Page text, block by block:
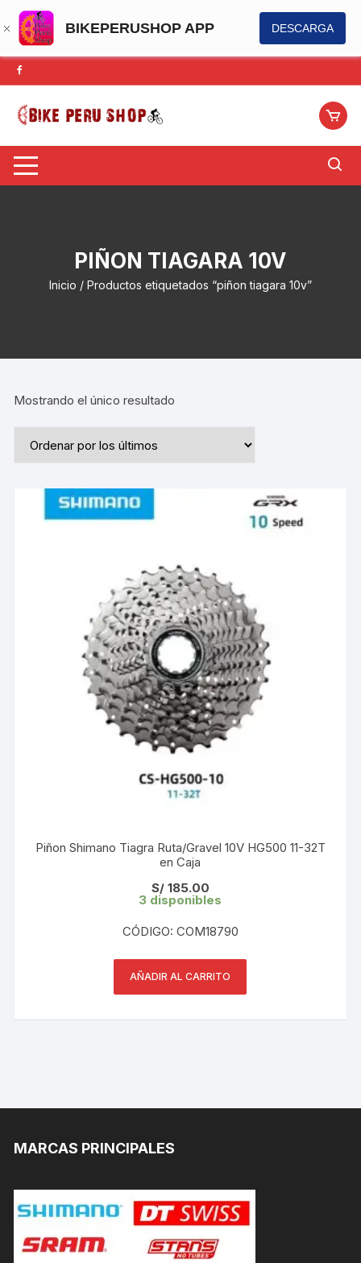
BIKEPERUSHOP APP DESCARGA
Saltar
al
contenido
PIÑON TIAGARA 10V
Inicio / Productos etiquetados “piñon tiagara 10v”
Mostrando el único resultado
Piñon Shimano Tiagra Ruta/Gravel 10V HG500 11-32T
en Caja
S/185.00
3 disponibles
CÓDIGO: COM18790
AÑADIR AL CARRITO
MARCAS PRINCIPALES